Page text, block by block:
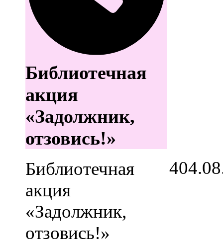
Библиотечная
акция
«Задолжник,
отзовись!»
Библиотечная
акция
«Задолжник,
отзовись!»
4